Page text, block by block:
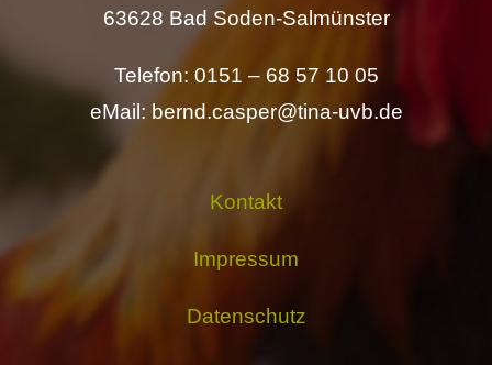
63628 Bad Soden-Salmünster
Telefon: 0151 – 68 57 10 05
eMail: bernd.casper@tina-uvb.de
Kontakt
Impressum
Datenschutz